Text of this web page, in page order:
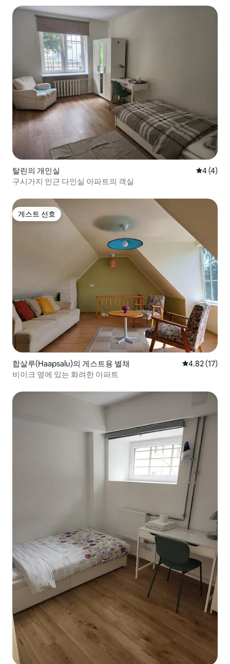
탈린의 개인실 평점 4점
4 (4)
구시가지 인근 다인실 아파트의 객실
게스트 선호
게스트 선호
합살루(Haapsalu)의 게스트용 별채 평점 4.82점
4.82 (17)
비이크 옆에 있는 화려한 아파트